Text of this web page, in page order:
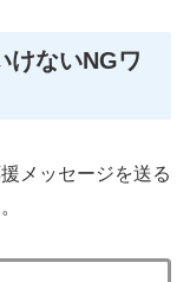
けないNGワ
メッセージを送る